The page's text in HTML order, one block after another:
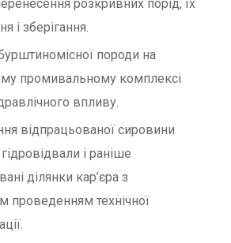
розкривних порід, їх
і зберігання.
породи на
промивальному комплексі
впливу.
відпрацьованої сировини
і раніше
ділянки кар’єра з
проведенням технічної